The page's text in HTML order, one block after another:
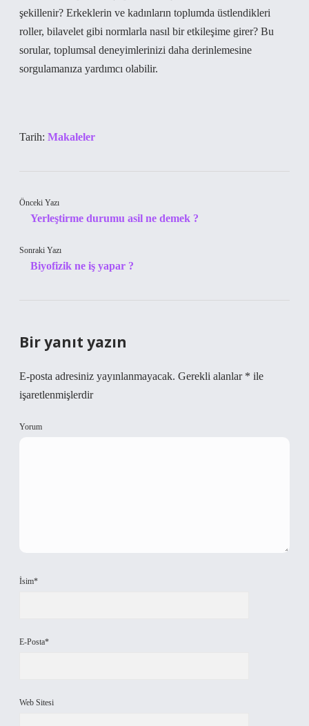
şekillenir? Erkeklerin ve kadınların toplumda üstlendikleri
roller, bilavelet gibi normlarla nasıl bir etkileşime girer? Bu
sorular, toplumsal deneyimlerinizi daha derinlemesine
sorgulamanıza yardımcı olabilir.
Tarih: Makaleler
Önceki Yazı
Yerleştirme durumu asil ne demek ?
Sonraki Yazı
Biyofizik ne iş yapar ?
Bir yanıt yazın
E-posta adresiniz yayınlanmayacak. Gerekli alanlar * ile
işaretlenmişlerdir
Yorum
İsim*
E-Posta*
Web Sitesi